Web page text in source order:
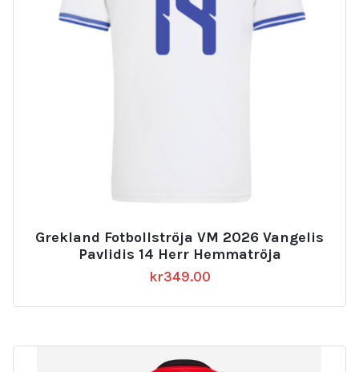
Grekland Fotbollströja VM 2026 Vangelis
Pavlidis 14 Herr Hemmatröja
kr349.00